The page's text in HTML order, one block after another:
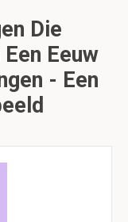
Die
Eeuw
- Een